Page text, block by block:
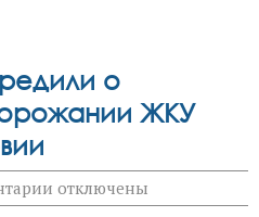
Где
работала
ПВО?
о
ЖКУ
к
записи
отключены